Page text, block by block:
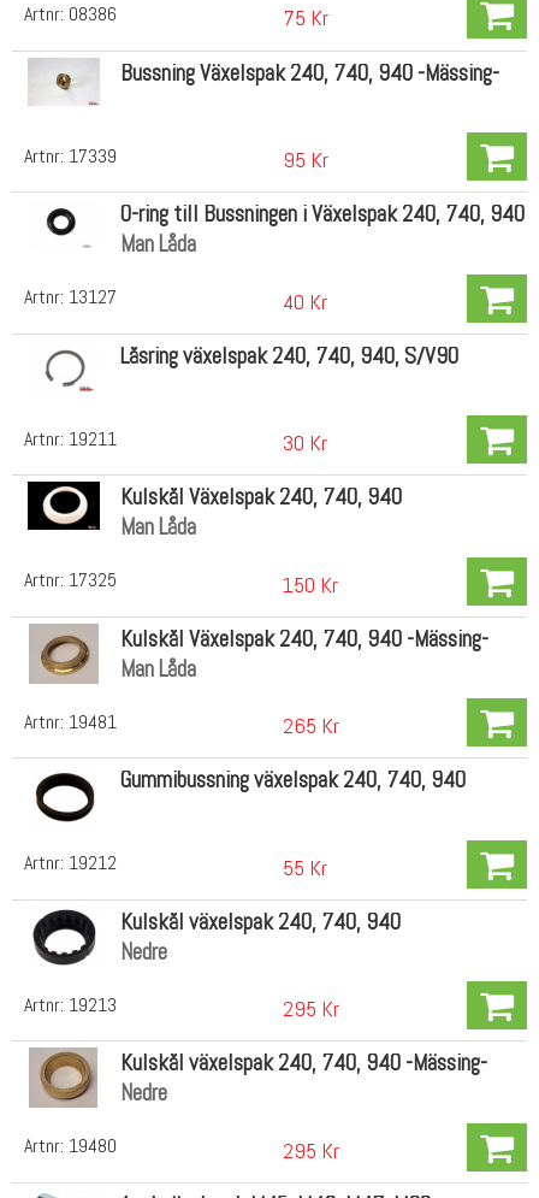
Artnr: 08386 75 Kr
Artnr: 17339
Bussning Växelspak 240, 740, 940 -Mässing-
95 Kr
Artnr: 13127
O-ring till Bussningen i Växelspak 240, 740, 940
Man Låda
40 Kr
Artnr: 19211
Låsring växelspak 240, 740, 940, S/V90
30 Kr
Artnr: 17325
Kulskål Växelspak 240, 740, 940
Man Låda
150 Kr
Artnr: 19481
Kulskål Växelspak 240, 740, 940 -Mässing-
Man Låda
265 Kr
Artnr: 19212
Gummibussning växelspak 240, 740, 940
55 Kr
Artnr: 19213
Kulskål växelspak 240, 740, 940
Nedre
295 Kr
Artnr: 19480
Kulskål växelspak 240, 740, 940 -Mässing-
Nedre
295 Kr